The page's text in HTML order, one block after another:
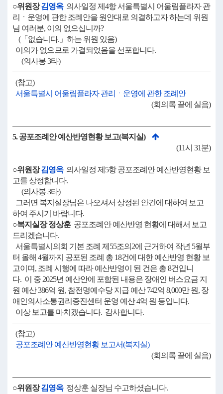
○위원장김영옥의사일정 제4항 서울특별시 어울림플라자 관
리ㆍ운영에 관한 조례안을 원안대로 의결하고자 하는데 위원
님 여러분, 이의 없으십니까?
(「없습니다.」하는 위원 있음)
이의가 없으므로 가결되었음을 선포합니다.
(의사봉 3타)
(참고)
서울특별시 어울림플라자 관리ㆍ운영에 관한 조례안
(회의록 끝에 실음)
5. 공포조례안 예산반영현황 보고(복지실)
(11시 31분)
○위원장김영옥의사일정 제5항 공포조례안 예산반영현황 보
고를 상정합니다.
(의사봉 3타)
그러면 복지실장님은 나오셔서 상정된 안건에 대하여 보고
하여 주시기 바랍니다.
○복지실장 정상훈공포조례안 예산반영 현황에 대해서 보고
드리겠습니다.
서울특별시의회 기본 조례 제55조의2에 근거하여 작년 5월부
터 올해 4월까지 공포된 조례 총 18건에 대한 예산반영 현황 보
고이며, 조례 시행에 따라 예산반영이 된 건은 총 8건입니
다. 이 중 2025년 예산안에 포함된 내용은 장애인 버스요금 지
원 예산 386억 원, 참전명예수당 지급 예산 742억 8,000만 원, 장
애인의사소통권리증진센터 운영 예산 4억 원 등입니다.
이상 보고를 마치겠습니다. 감사합니다.
(참고)
공포조례안 예산반영현황 보고서(복지실)
(회의록 끝에 실음)
○위원장김영옥정상훈 실장님 수고하셨습니다.